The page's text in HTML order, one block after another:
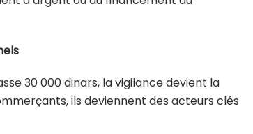
30 000 dinars, la vigilance devient la
ils deviennent des acteurs clés